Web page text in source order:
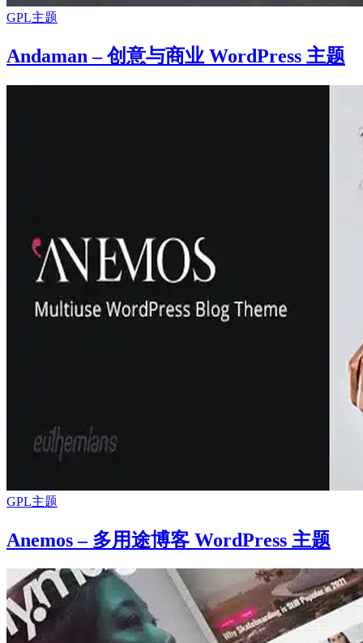
GPL主题
Andaman – 创意与商业 WordPress 主题
GPL主题
Anemos – 多用途博客 WordPress 主题